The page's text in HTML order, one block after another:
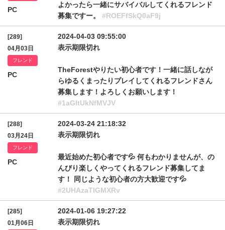
PC
よかったら一緒にサバイバルしてくれるフレンド
募集ですー。 #ROEFfSkQ0aF9j
[289]
04月03日
フレンド
PC
2024-04-03 09:55:00
表示期限切れ
TheForestやりたい初心者です！一緒に話しなが
らゆるくまったりプレイしてくれるフレンドさん
募集します！よろしくお願いします！
#1aGItUkNfMVJV
[288]
03月24日
フレンド
PC
2024-03-24 21:18:32
表示期限切れ
最近始めた初心者です💦 何もわかりませんが、の
んびり楽しくやってくれるフレンド募集してま
す！ 同じような初心者の方大歓迎です💦
#2UHAzaTlGMXRv
[285]
01月06日
2024-01-06 19:27:22
表示期限切れ